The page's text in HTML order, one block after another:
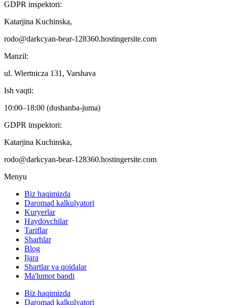
GDPR inspektori:
Katarjina Kuchinska,
rodo@darkcyan-bear-128360.hostingersite.com
Manzil:
ul. Wiertnicza 131, Varshava
Ish vaqti:
10:00–18:00 (dushanba-juma)
GDPR inspektori:
Katarjina Kuchinska,
rodo@darkcyan-bear-128360.hostingersite.com
Menyu
Biz haqimizda
Daromad kalkulyatori
Kuryerlar
Haydovchilar
Tariflar
Sharhlar
Blog
Ijara
Shartlar va qoidalar
Ma'lumot bandi
Biz haqimizda
Daromad kalkulyatori